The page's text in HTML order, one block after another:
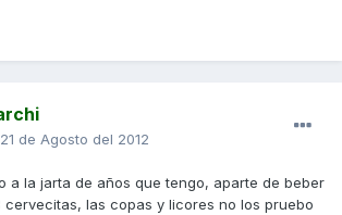
21 de Agosto del 2012
a la jarta de años que tengo, aparte de beber
las copas y licores no los pruebo